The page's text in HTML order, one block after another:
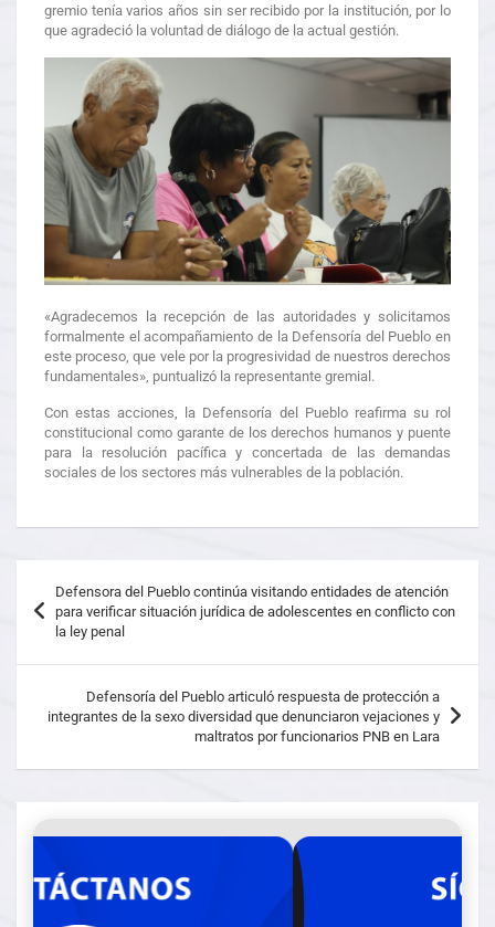
gremio tenía varios años sin ser recibido por la institución, por lo
que agradeció la voluntad de diálogo de la actual gestión.
«Agradecemos la recepción de las autoridades y solicitamos
formalmente el acompañamiento de la Defensoría del Pueblo en
este proceso, que vele por la progresividad de nuestros derechos
fundamentales», puntualizó la representante gremial.
Con estas acciones, la Defensoría del Pueblo reafirma su rol
constitucional como garante de los derechos humanos y puente
para la resolución pacífica y concertada de las demandas
sociales de los sectores más vulnerables de la población.
Defensora del Pueblo continúa visitando entidades de atención
para verificar situación jurídica de adolescentes en conflicto con
la ley penal
Defensoría del Pueblo articuló respuesta de protección a
integrantes de la sexo diversidad que denunciaron vejaciones y
maltratos por funcionarios PNB en Lara